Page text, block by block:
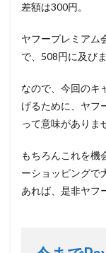
差額は300円。
ヤフープレミアム
で、508円に及びま
なので、今回のキ
げるために、 ヤフ
って意味がありま
もちろんこれを機
ーショッピングで
あれば、是非ヤフ